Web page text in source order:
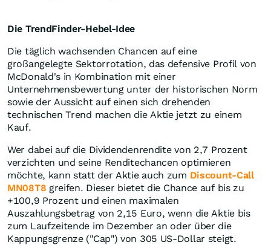
Die TrendFinder-Hebel-Idee
Die täglich wachsenden Chancen auf eine
großangelegte Sektorrotation, das defensive Profil von
McDonald's in Kombination mit einer
Unternehmensbewertung unter der historischen Norm
sowie der Aussicht auf einen sich drehenden
technischen Trend machen die Aktie jetzt zu einem
Kauf.
Wer dabei auf die Dividendenrendite von 2,7 Prozent
verzichten und seine Renditechancen optimieren
möchte, kann statt der Aktie auch zum Discount-Call
MN08T8 greifen. Dieser bietet die Chance auf bis zu
+100,9 Prozent und einen maximalen
Auszahlungsbetrag von 2,15 Euro, wenn die Aktie bis
zum Laufzeitende im Dezember an oder über die
Kappungsgrenze ("Cap") von 305 US-Dollar steigt.